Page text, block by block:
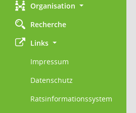
Organisation
Recherche
Links
Impressum
Datenschutz
Ratsinformationssystem